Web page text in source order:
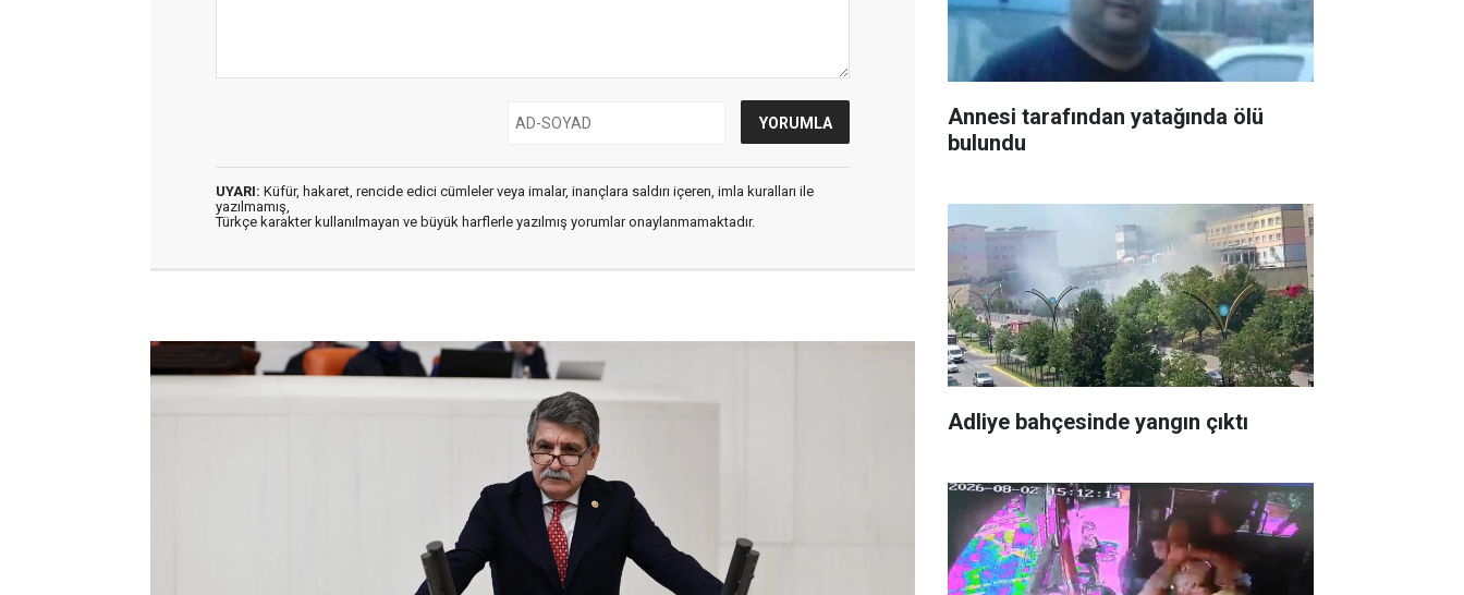
UYARI: Küfür, hakaret, rencide edici cümleler veya imalar, inançlara saldırı içeren, imla kuralları ile
yazılmamış,
Türkçe karakter kullanılmayan ve büyük harflerle yazılmış yorumlar onaylanmamaktadır.
Annesi tarafından yatağında ölü
bulundu
Adliye bahçesinde yangın çıktı